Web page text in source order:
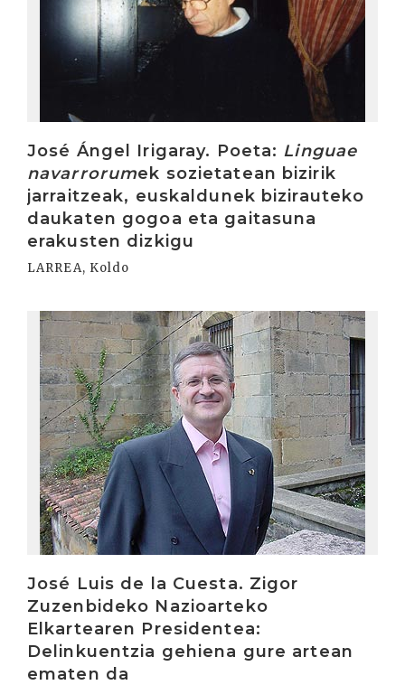
José Ángel Irigaray. Poeta: Linguae
navarrorumek sozietatean bizirik
jarraitzeak, euskaldunek bizirauteko
daukaten gogoa eta gaitasuna
erakusten dizkigu
LARREA, Koldo
José Luis de la Cuesta. Zigor
Zuzenbideko Nazioarteko
Elkartearen Presidentea:
Delinkuentzia gehiena gure artean
ematen da
Irakurri